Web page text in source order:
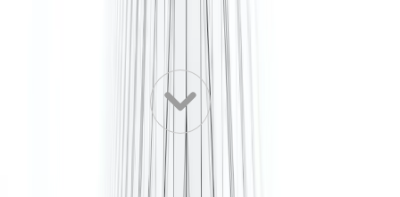
Geïnteresseerd in Lange Kleiweg 40?
Wat is het kleinste beschikbare kantoor op
Lange Kleiweg 40?